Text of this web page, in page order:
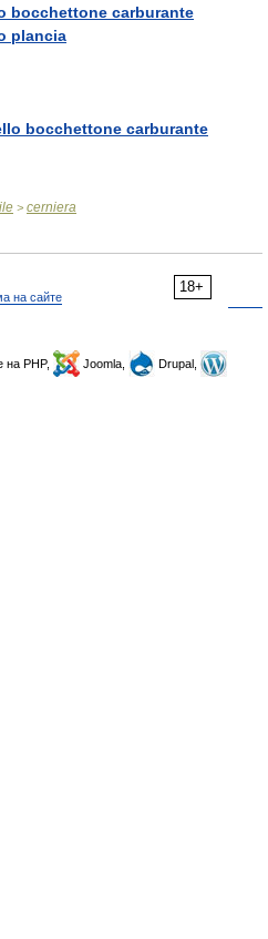
bocchettone carburante
plancia
bocchettone carburante
> cerniera
18+
на сайте
на PHP, Joomla,
Drupal,